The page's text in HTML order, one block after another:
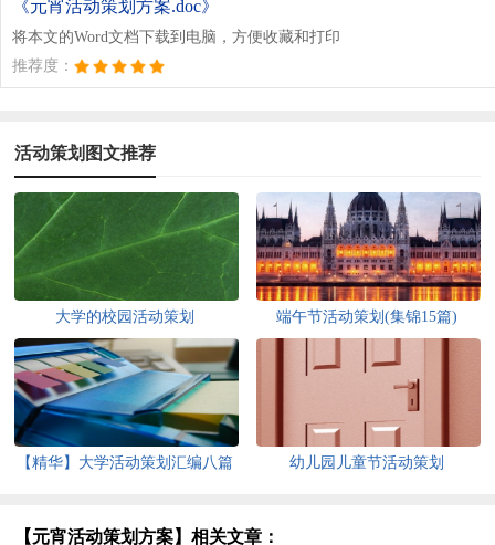
《元宵活动策划方案.doc》
将本文的Word文档下载到电脑，方便收藏和打印
推荐度：
活动策划图文推荐
大学的校园活动策划 端午节活动策划(集锦15篇)
【精华】大学活动策划汇编八篇 幼儿园儿童节活动策划
【元宵活动策划方案】相关文章：